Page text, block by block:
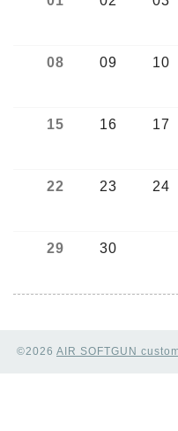
08 09 10
15 16 17
22 23 24
29 30
©2026 AIR SOFTGUN